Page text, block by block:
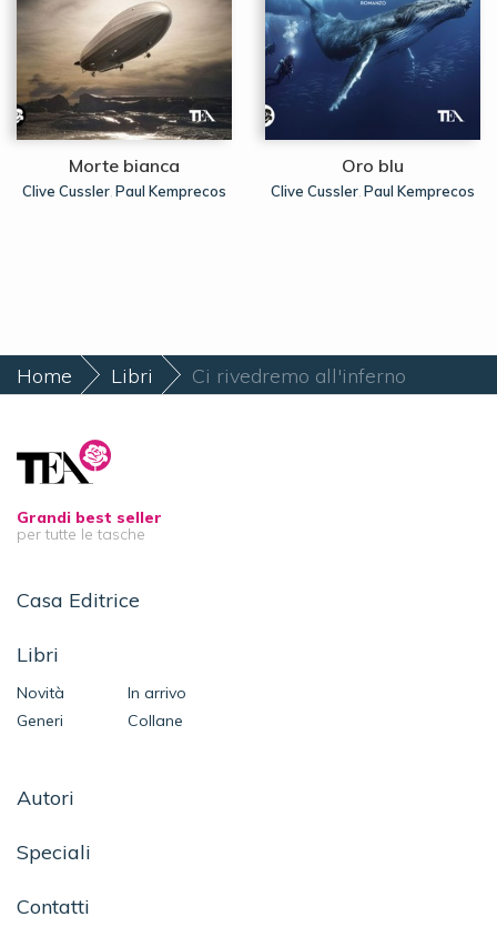
Morte bianca
Clive Cussler Paul Kemprecos
Oro blu
Clive Cussler Paul Kemprecos
Home Libri Ci rivedremo all'inferno
Grandi best seller
per tutte le tasche
Casa Editrice
Libri
Novità
In arrivo
Generi
Collane
Autori
Speciali
Contatti